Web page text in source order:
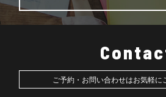
ご予約・お問い合わせはお気軽に